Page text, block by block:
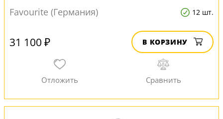
Favourite (Германия)
12 шт.
31 100 ₽ В КОРЗИНУ